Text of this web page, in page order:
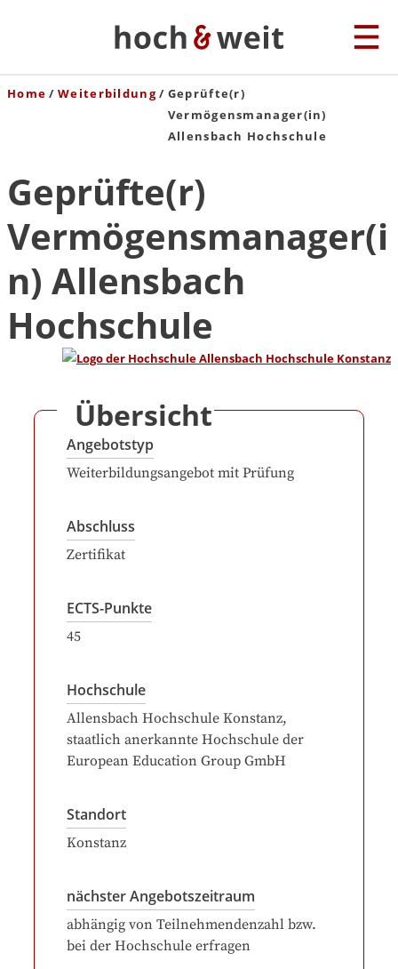
Home Weiterbildung
Geprüfte(r)
Vermögensmanager(in)
Allensbach Hochschule
Geprüfte(r)
Vermögensmanager(i
n) Allensbach
Hochschule
Übersicht
Angebotstyp
Weiterbildungsangebot mit Prüfung
Abschluss
Zertifikat
ECTS-Punkte
45
Hochschule
Allensbach Hochschule Konstanz,
staatlich anerkannte Hochschule der
European Education Group GmbH
Standort
Konstanz
nächster Angebotszeitraum
abhängig von Teilnehmendenzahl bzw.
bei der Hochschule erfragen